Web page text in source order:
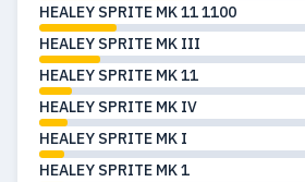
HEALEY SPRITE MK 11 1100
HEALEY SPRITE MK III
HEALEY SPRITE MK 11
HEALEY SPRITE MK IV
HEALEY SPRITE MK I
HEALEY SPRITE MK 1